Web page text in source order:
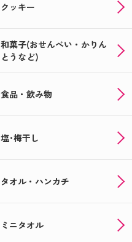
クッキー
和菓子(おせんべい・かりん
とうなど)
食品・飲み物
塩･梅干し
タオル・ハンカチ
ミニタオル